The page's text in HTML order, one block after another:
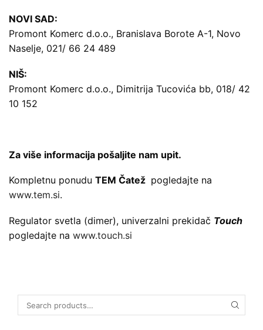
NOVI SAD:
Promont Komerc d.o.o., Branislava Borote A-1, Novo
Naselje, 021/ 66 24 489
NIŠ:
Promont Komerc d.o.o., Dimitrija Tucovića bb, 018/ 42
10 152
Za više informacija pošaljite nam upit.
Kompletnu ponudu TEM Čatež pogledajte na
www.tem.si.
Regulator svetla (dimer), univerzalni prekidač Touch
pogledajte na www.touch.si